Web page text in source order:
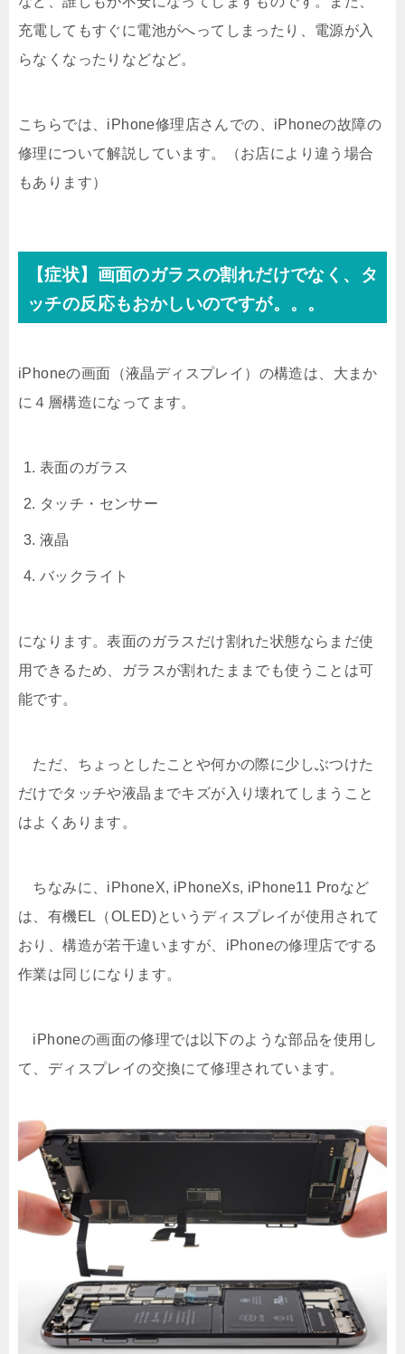
充電してもすぐに電池がへってしまったり、電源が入
らなくなったりなどなど。
こちらでは、iPhone修理店さんでの、iPhoneの故障の
修理について解説しています。（お店により違う場合
もあります）
【症状】画面のガラスの割れだけでなく、タ
ッチの反応もおかしいのですが。。。
iPhoneの画面（液晶ディスプレイ）の構造は、大まか
に４層構造になってます。
表面のガラス
タッチ・センサー
液晶
バックライト
になります。表面のガラスだけ割れた状態ならまだ使
用できるため、ガラスが割れたままでも使うことは可
能です。
ただ、ちょっとしたことや何かの際に少しぶつけた
だけでタッチや液晶までキズが入り壊れてしまうこと
はよくあります。
ちなみに、iPhoneX, iPhoneXs, iPhone11 Proなど
は、有機EL（OLED)というディスプレイが使用されて
おり、構造が若干違いますが、iPhoneの修理店でする
作業は同じになります。
iPhoneの画面の修理では以下のような部品を使用し
て、ディスプレイの交換にて修理されています。